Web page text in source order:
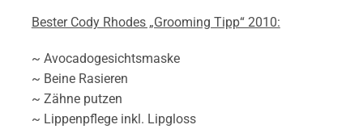
Bester Cody Rhodes „Grooming Tipp“ 2010:
~ Avocadogesichtsmaske
~ Beine Rasieren
~ Zähne putzen
~ Lippenpflege inkl. Lipgloss